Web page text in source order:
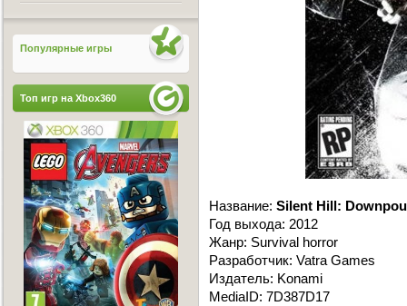
Название: Silent Hill:
Год выхода: 2012
Жанр: Survival horror
Разработчик: Vatra Games
Издатель: Konami
MediaID: 7D387D17
Популярные игры
Топ игр на Xbox360